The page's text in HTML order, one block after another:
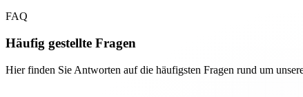
FAQ
Häufig gestellte Fragen
Hier finden Sie Antworten auf die häufigsten Fragen rund um